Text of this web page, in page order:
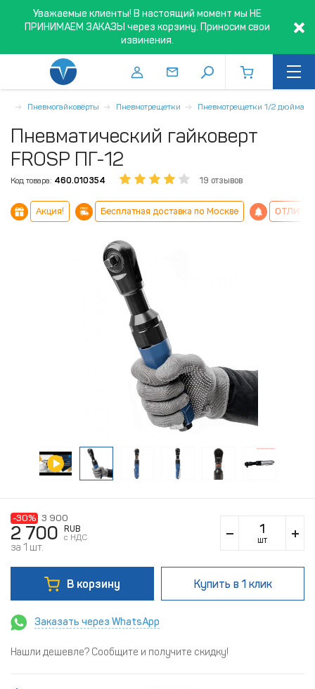
Уважаемые клиенты! В настоящий момент мы НЕ
ПРИНИМАЕМ ЗАКАЗЫ через корзину. Приносим свои
извинения.
Пневмогайковёрты Пневмотрещетки Пневмотрещетки 1/2 дюйма
Пневматический гайковерт
FROSP ПГ-12
Код товара: 460.010354 19 отзывов
Акция! Бесплатная доставка по Москве
-30% 3 900
2 700
RUB
c НДС
за 1 шт.
шт
В корзину Купить в 1 клик
Заказать через WhatsApp
Нашли дешевле? Сообщите и получите скидку!